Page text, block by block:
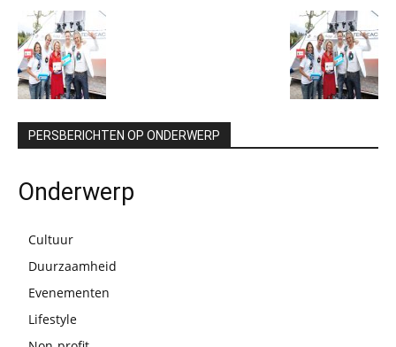
PERSBERICHTEN OP ONDERWERP
Onderwerp
Cultuur
Duurzaamheid
Evenementen
Lifestyle